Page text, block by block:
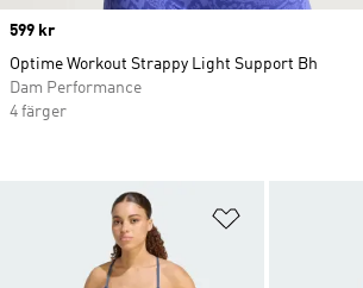
Lägg till på
Price
599 kr
Optime Workout Strappy Light Support Bh
Dam Performance
4 färger